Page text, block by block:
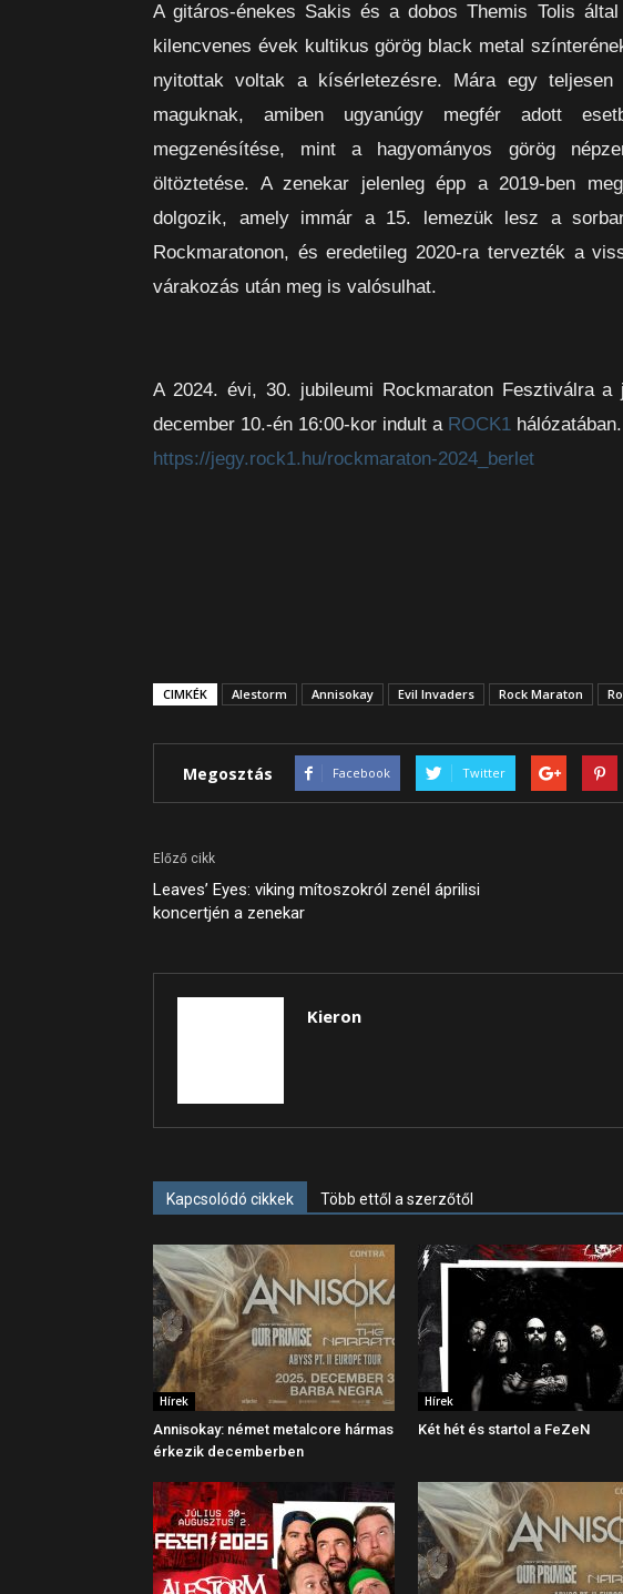
A gitáros-énekes Sakis és a dobos Themis Tolis
kilencvenes évek kultikus görög black metal
nyitottak voltak a kísérletezésre. Mára egy
maguknak, amiben ugyanúgy megfér adott
megzenésítése, mint a hagyományos görög
öltöztetése. A zenekar jelenleg épp a 2019-ben
dolgozik, amely immár a 15. lemezük lesz a
Rockmaratonon, és eredetileg 2020-ra tervezték a
várakozás után meg is valósulhat.
A 2024. évi, 30. jubileumi Rockmaraton Fesztiválra
december 10.-én 16:00-kor indult a ROCK1 hálózatában.
https://jegy.rock1.hu/rockmaraton-2024_berlet
CIMKÉK Alestorm Annisokay Evil Invaders Rock Maraton
Megosztás Facebook Twitter
Előző cikk
Leaves’ Eyes: viking mítoszokról zenél áprilisi
koncertjén a zenekar
Kieron
Kapcsolódó cikkek Több ettől a szerzőtől
Hírek
Annisokay: német metalcore hármas
érkezik decemberben
Hírek
Két hét és startol a FeZeN